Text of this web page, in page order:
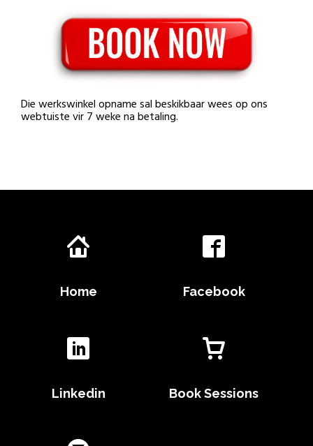
Die werkswinkel opname sal beskikbaar wees op ons
webtuiste vir 7 weke na betaling.
Home Facebook
Linkedin Book Sessions